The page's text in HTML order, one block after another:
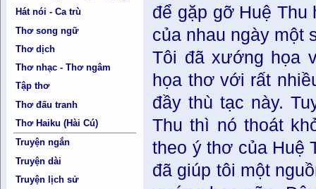
Hát nói - Ca trù
Thơ song ngữ
Thơ dịch
Thơ nhạc - Thơ ngâm
Tập thơ
Thơ đấu tranh
Thơ Haiku (Hài Cú)
Truyện ngắn
Truyện dài
Truyện lịch sử
để gặp gỡ Huệ Thu
của nhau ngày một
Tôi đã xướng họa
họa thơ với rất
đầy thù tạc này.
Thu thì nó thoát
theo ý thơ của Huệ
đã giúp tôi một